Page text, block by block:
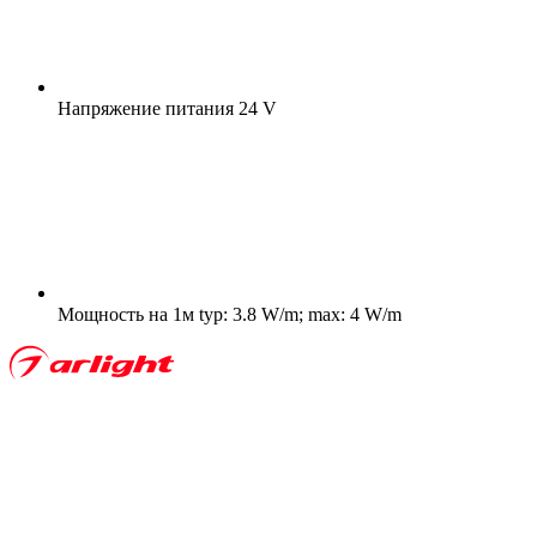
Напряжение питания 24 V
Мощность на 1м typ: 3.8 W/m; max: 4 W/m